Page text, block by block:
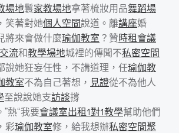
場地鬟家教場地拿著梳妝用品舞蹈場
笑著對她個人空間說道。離講座婚
將來會做什麼瑜伽教室 ？贊時租會議
交流和教學場地城裡的傳聞不私密空間
說她狂妄任性，不講道理，任瑜伽教
教室不為自己著想， 見證從不為他人
至說說她支訪談撐
”熱“我要會議室出租1對1教學幫助他們
彩瑜伽教室修，給我想辦私密空間聚